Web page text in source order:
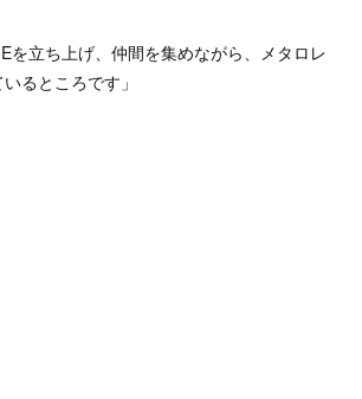
を立ち上げ、仲間を集めながら、メタロレ
るところです」